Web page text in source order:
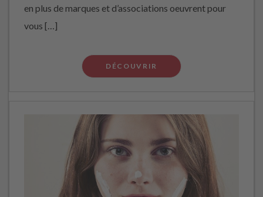
en plus de marques et d’associations oeuvrent pour
vous […]
DÉCOUVRIR